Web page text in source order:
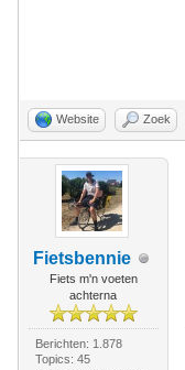
Website Zoek
Fietsbennie
Fiets m'n voeten
achterna
Berichten: 1.878
Topics: 45